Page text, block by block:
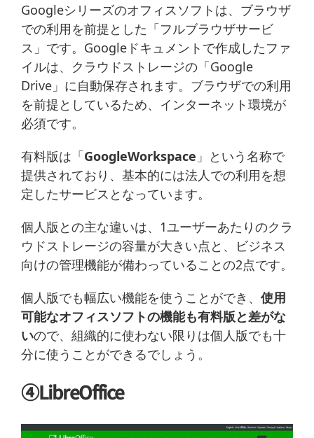
Googleシリーズのオフィスソフトは、ブラウザ
での利用を前提とした「フルブラウザサービ
ス」です。Googleドキュメントで作成したファ
イルは、クラウドストレージの「Google
Drive」に自動保存されます。ブラウザでの利用
を前提としているため、インターネット環境が
必須です。
有料版は「GoogleWorkspace 」という名称で
提供されており、基本的には法人での利用を想
定したサービスとなっています。
個人版との主な違いは、1ユーザーあたりのクラ
ウドストレージの容量が大きい点と、ビジネス
向けの管理機能が備わっていることの2点です。
個人版でも幅広い機能を使うことができ、 使用
可能なオフィスソフトの機能も有料版と差がな
いので、組織的に使わない限りは個人版でも十
分に使うことができるでしょう。
④LibreOffice